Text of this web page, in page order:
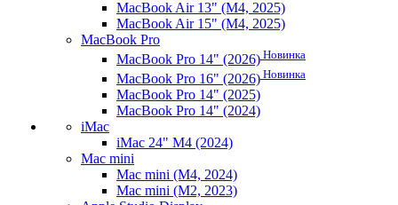
MacBook Air 13" (M4, 2025)
MacBook Air 15" (M4, 2025)
MacBook Pro
MacBook Pro 14" (2026) Новинка
MacBook Pro 16" (2026) Новинка
MacBook Pro 14" (2025)
MacBook Pro 14" (2024)
iMac
iMac 24" M4 (2024)
Mac mini
Mac mini (M4, 2024)
Mac mini (M2, 2023)